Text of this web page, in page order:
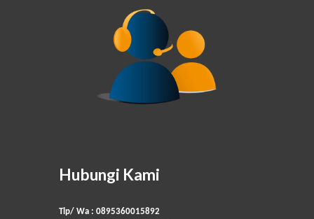
Hubungi Kami
Tlp/ Wa : 0895360015892